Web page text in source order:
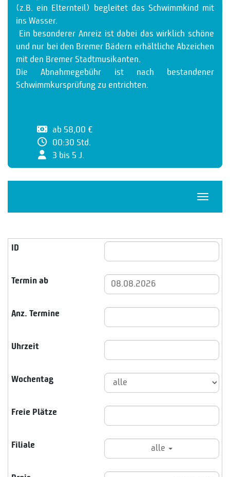
(z.B. ein Elternteil) begleitet das Schwimmkind mit
ins Wasser.
Ein besonderer Anreiz ist dabei das wirklich schöne
und nur bei den Bremer Bädern erhältliche Abzeichen
mit den Bremer Stadtmusikanten.
Die Abnahmegebühr ist nach bestandener
Schwimmkursprüfung zu entrichten.
ab 58,00 €
00:30 Std.
3 bis 5 J.
alle